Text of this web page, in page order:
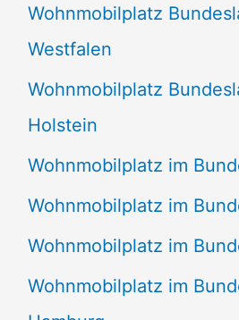
Wohnmobilplatz
Westfalen
Wohnmobilplatz
Holstein
Wohnmobilplatz im
Wohnmobilplatz im
Wohnmobilplatz im
Wohnmobilplatz im